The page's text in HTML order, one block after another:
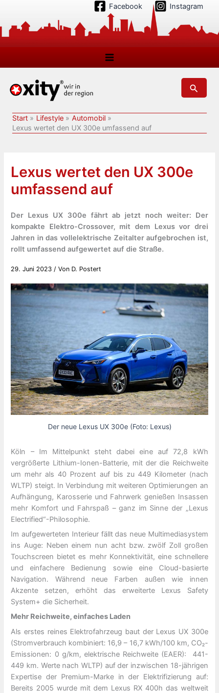
springen
Facebook Instagram
Suchen
Start Lifestyle
Automobil
Lexus wertet den UX 300e umfassend auf
Lexus wertet den UX 300e
umfassend auf
Der Lexus UX 300e fährt ab jetzt noch weiter: Der
kompakte Elektro-Crossover, mit dem Lexus vor drei
Jahren in das vollelektrische Zeitalter aufgebrochen ist,
rollt umfassend aufgewertet auf die Straße.
29. Juni 2023 / Von D. Postert
Der neue Lexus UX 300e (Foto: Lexus)
Köln – Im Mittelpunkt steht dabei eine auf 72,8 kWh
vergrößerte Lithium-Ionen-Batterie, mit der die Reichweite
um mehr als 40 Prozent auf bis zu 449 Kilometer (nach
WLTP) steigt. In Verbindung mit weiteren Optimierungen an
Aufhängung, Karosserie und Fahrwerk genießen Insassen
mehr Komfort und Fahrspaß – ganz im Sinne der „Lexus
Electrified“-Philosophie.
Im aufgewerteten Interieur fällt das neue Multimediasystem
ins Auge: Neben einem nun acht bzw. zwölf Zoll großen
Touchscreen bietet es mehr Konnektivität, eine schnellere
und einfachere Bedienung sowie eine Cloud-basierte
Navigation. Während neue Farben außen wie innen
Akzente setzen, erhöht das erweiterte Lexus Safety
System+ die Sicherheit.
Mehr Reichweite, einfaches Laden
Als erstes reines Elektrofahrzeug baut der Lexus UX 300e
(Stromverbrauch kombiniert: 16,9 – 16,7 kWh/100 km, CO₂-
Emissionen: 0 g/km, elektrische Reichweite (EAER): 441-
449 km. Werte nach WLTP) auf der inzwischen 18-jährigen
Expertise der Premium-Marke in der Elektrifizierung auf:
Bereits 2005 wurde mit dem Lexus RX 400h das weltweit